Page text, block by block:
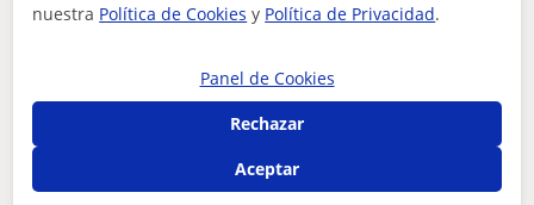
¿Hay algún error en este perfil?Cuéntanos
Cocina Pontevedra
clases de cocina consciente, de temporada y de proximidad pa...
Otros profesores de Cocina en Vigo que
pueden interesarte
nuestra Política de Cookies y Política de Privacidad.
Panel de Cookies
Rechazar
Aceptar